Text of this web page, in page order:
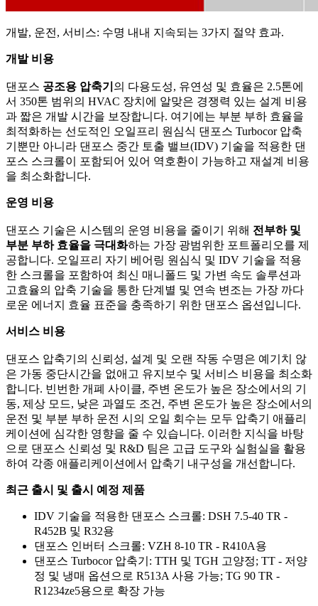
개발, 운전, 서비스: 수명 내내 지속되는 3가지 절약 효과.
개발 비용
댄포스 공조용 압축기 의 다용도성, 유연성 및 효율은 2.5톤에
서 350톤 범위의 HVAC 장치에 알맞은 경쟁력 있는 설계 비용
과 짧은 개발 시간을 보장합니다. 여기에는 부분 부하 효율을
최적화하는 선도적인 오일프리 원심식 댄포스 Turbocor 압축
기뿐만 아니라 댄포스 중간 토출 밸브(IDV) 기술을 적용한 댄
포스 스크롤이 포함되어 있어 역호환이 가능하고 재설계 비용
을 최소화합니다.
운영 비용
댄포스 기술은 시스템의 운영 비용을 줄이기 위해 전부하 및
부분 부하 효율을 극대화하는 가장 광범위한 포트폴리오를 제
공합니다. 오일프리 자기 베어링 원심식 및 IDV 기술을 적용
한 스크롤을 포함하여 최신 매니폴드 및 가변 속도 솔루션과
고효율의 압축 기술을 통한 단계별 및 연속 변조는 가장 까다
로운 에너지 효율 표준을 충족하기 위한 댄포스 옵션입니다.
서비스 비용
댄포스 압축기의 신뢰성, 설계 및 오랜 작동 수명은 예기치 않
은 가동 중단시간을 없애고 유지보수 및 서비스 비용을 최소화
합니다. 빈번한 개폐 사이클, 주변 온도가 높은 장소에서의 기
동, 제상 모드, 낮은 과열도 조건, 주변 온도가 높은 장소에서의
운전 및 부분 부하 운전 시의 오일 회수는 모두 압축기 애플리
케이션에 심각한 영향을 줄 수 있습니다. 이러한 지식을 바탕
으로 댄포스 신뢰성 및 R&D 팀은 고급 도구와 실험실을 활용
하여 각종 애플리케이션에서 압축기 내구성을 개선합니다.
최근 출시 및 출시 예정 제품
IDV 기술을 적용한 댄포스 스크롤: DSH 7.5-40 TR -
R452B 및 R32용
댄포스 인버터 스크롤: VZH 8-10 TR - R410A용
댄포스 Turbocor 압축기: TTH 및 TGH 고양정; TT - 저양
정 및 냉매 옵션으로 R513A 사용 가능; TG 90 TR -
R1234ze5용으로 확장 가능